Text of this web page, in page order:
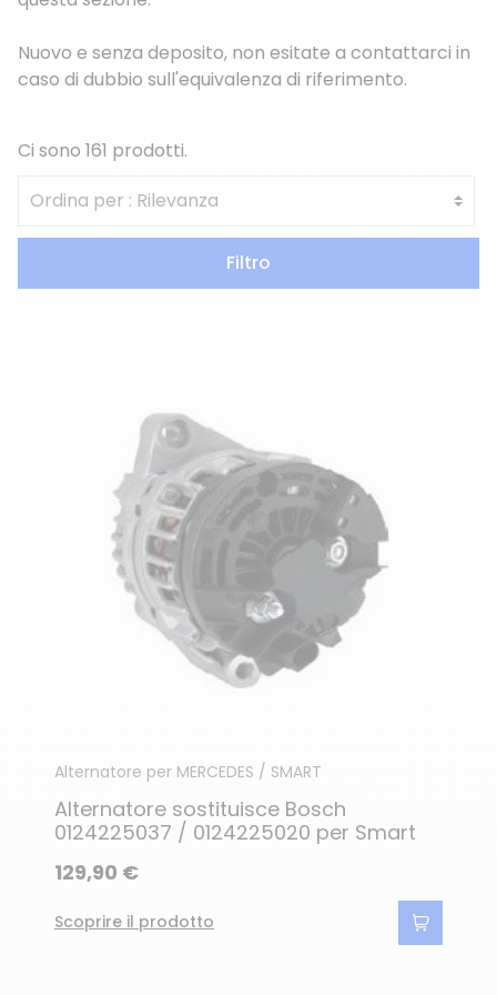
Nuovo e senza deposito, non esitate a contattarci in
caso di dubbio sull'equivalenza di riferimento.
Ci sono 161 prodotti.
Filtro
Alternatore per MERCEDES / SMART
Alternatore sostituisce Bosch
0124225037 / 0124225020 per Smart
129,90 €
Scoprire il prodotto